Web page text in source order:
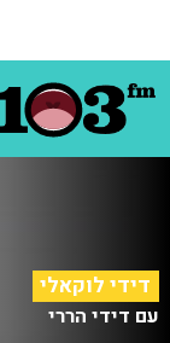
דידי לוקאלי
עם דידי הררי